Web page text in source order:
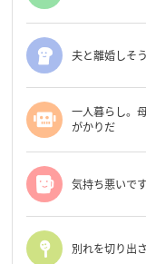
夫と離婚しそう
一人暮らし。
がかりだ
気持ち悪いです
別れを切り出